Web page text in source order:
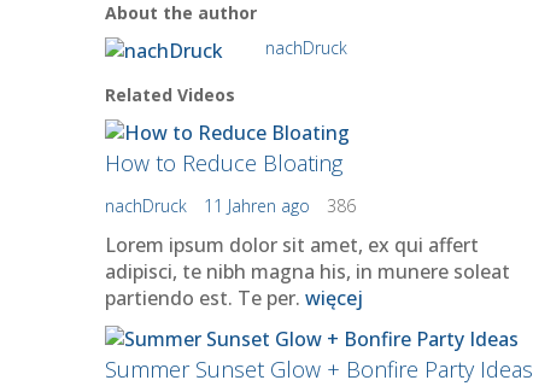
About the author
nachDruck
Related Videos
How to Reduce Bloating
nachDruck 11 Jahren ago 386
Lorem ipsum dolor sit amet, ex qui affert
adipisci, te nibh magna his, in munere soleat
partiendo est. Te per. więcej
Summer Sunset Glow + Bonfire Party Ideas